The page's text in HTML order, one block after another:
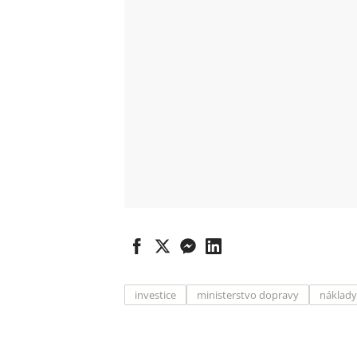
investice ministerstvo dopravy náklady